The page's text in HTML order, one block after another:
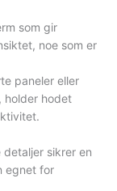
som gir
noe som er
paneler eller
holder hodet
sikrer en
egnet for